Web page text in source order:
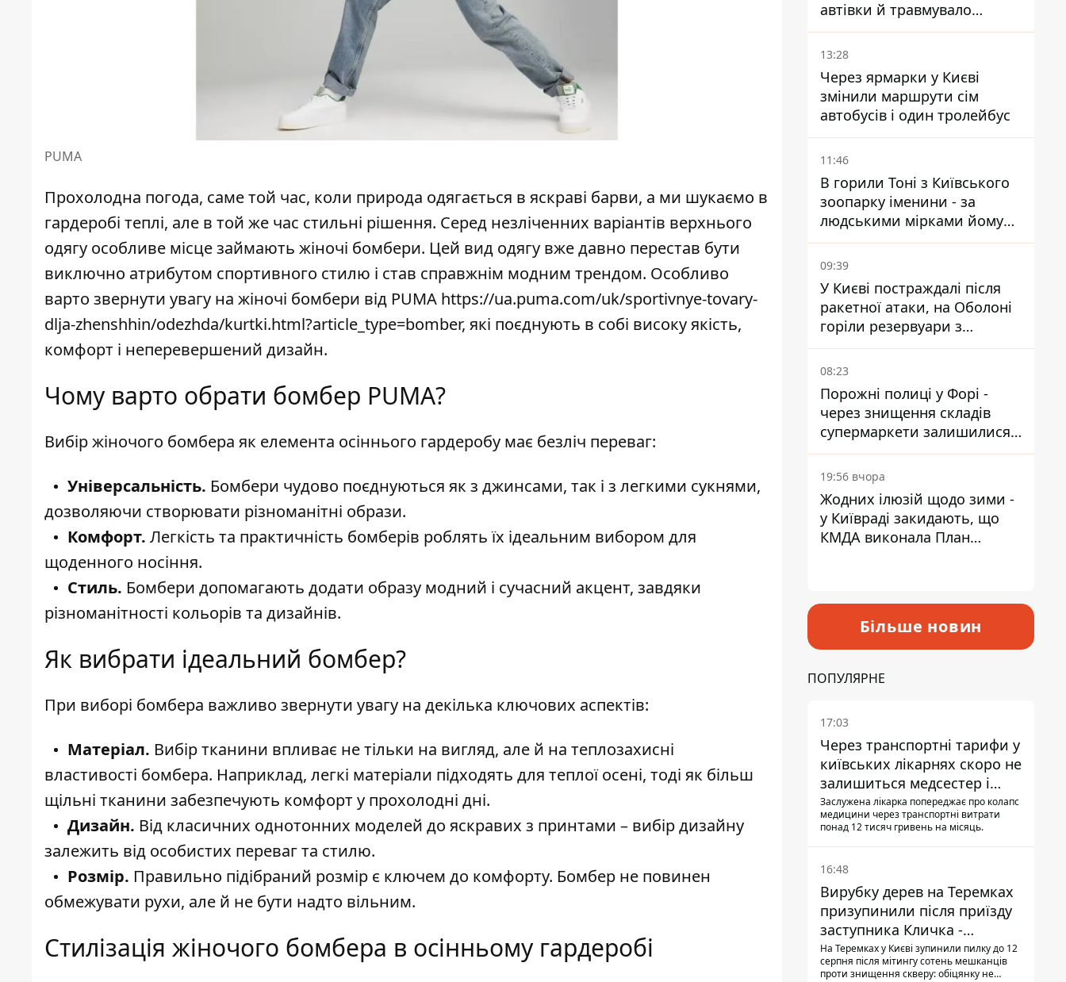
PUMA
Прохолодна погода, саме той час, коли природа одягається в яскраві барви, а ми шукаємо в
гардеробі теплі, але в той же час стильні рішення. Серед незліченних варіантів верхнього
одягу особливе місце займають жіночі бомбери. Цей вид одягу вже давно перестав бути
виключно атрибутом спортивного стилю і став справжнім модним трендом. Особливо
варто звернути увагу на жіночі бомбери від PUMA https://ua.puma.com/uk/sportivnye-tovary-
dlja-zhenshhin/odezhda/kurtki.html?article_type=bomber, які поєднують в собі високу якість,
комфорт і неперевершений дизайн.
Чому варто обрати бомбер PUMA?
Вибір жіночого бомбера як елемента осіннього гардеробу має безліч переваг:
Універсальність. Бомбери чудово поєднуються як з джинсами, так і з легкими сукнями,
дозволяючи створювати різноманітні образи.
Комфорт. Легкість та практичність бомберів роблять їх ідеальним вибором для
щоденного носіння.
Стиль. Бомбери допомагають додати образу модний і сучасний акцент, завдяки
різноманітності кольорів та дизайнів.
Як вибрати ідеальний бомбер?
При виборі бомбера важливо звернути увагу на декілька ключових аспектів:
Матеріал. Вибір тканини впливає не тільки на вигляд, але й на теплозахисні
властивості бомбера. Наприклад, легкі матеріали підходять для теплої осені, тоді як більш
щільні тканини забезпечують комфорт у прохолодні дні.
Дизайн. Від класичних однотонних моделей до яскравих з принтами – вибір дизайну
залежить від особистих переваг та стилю.
Розмір. Правильно підібраний розмір є ключем до комфорту. Бомбер не повинен
обмежувати рухи, але й не бути надто вільним.
Стилізація жіночого бомбера в осінньому гардеробі
автівки й травмувало
людину - подробиці
13:28
Через ярмарки у Києві
змінили маршрути сім
автобусів і один тролейбус
11:46
В горили Тоні з Київського
зоопарку іменини - за
людськими мірками йому
вже понад 90 років
09:39
У Києві постраждалі після
ракетної атаки, на Оболоні
горіли резервуари з
паливом
08:23
Порожні полиці у Форі -
через знищення складів
супермаркети залишилися
без асортименту
19:56 вчора
Жодних ілюзій щодо зими -
у Київраді закидають, що
КМДА виконала План
Більше новин
ПОПУЛЯРНЕ
17:03
Через транспортні тарифи у
київських лікарнях скоро не
залишиться медсестер і
санітарок - професор
Голубовська
Заслужена лікарка попереджає про колапс
медицини через транспортні витрати
понад 12 тисяч гривень на місяць.
16:48
Вирубку дерев на Теремках
призупинили після приїзду
заступника Кличка -
почався діалог
На Теремках у Києві зупинили пилку до 12
серпня після мітингу сотень мешканців
проти знищення скверу: обіцянку не